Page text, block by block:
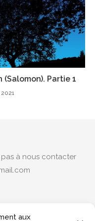
aux
Partie 1
à nous contacter